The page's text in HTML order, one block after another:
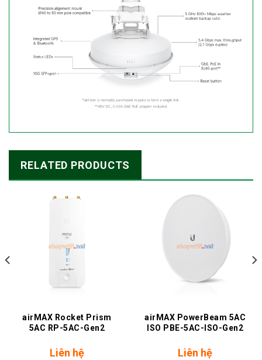
RELATED PRODUCTS
airMAX Rocket Prism
5AC RP-5AC-Gen2
Liên hệ
airMAX PowerBeam 5AC
ISO PBE-5AC-ISO-Gen2
Liên hệ